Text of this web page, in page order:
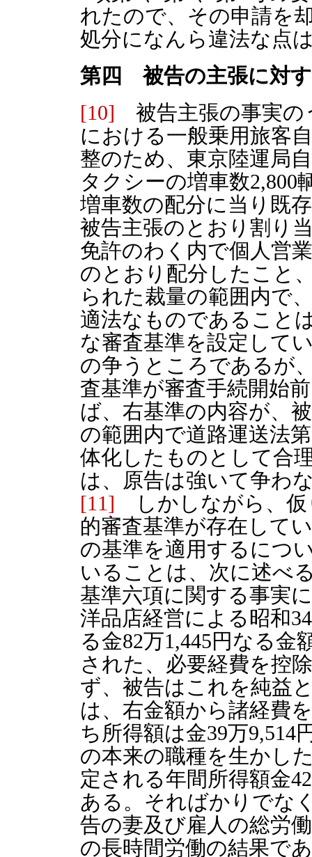
れたので、その申請を
処分になんら違法な点
第四 被告の主張に対
[10] 被告主張の事実の
における一般乗用旅客
整のため、東京陸運局
タクシーの増車数
増車数の配分に当り既
被告主張のとおり割り
免許のわく内で個人営
のとおり配分したこと
られた裁量の範囲内で
適法なものであること
な審査基準を設定して
の争うところであるが
査基準が審査手続開始
ば、右基準の内容が、
の範囲内で道路運送法
体化したものとして合
は、原告は強いて争わ
[11] しかしながら、仮
的審査基準が存在して
の基準を適用するにつ
いることは、次に述べ
基準六項に関する事実
洋品店経営による昭和
る金82万1,445円なる金
された、必要経費を控
ず、被告はこれを純益
は、右金額から諸経費
ち所得額は金39万9,514
の本来の職種を生かし
定される年間所得額金
ある。そればかりでな
告の妻及び雇人の総労
の長時間労働の結果で